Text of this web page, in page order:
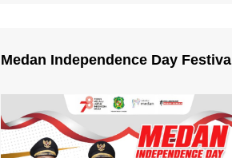
Medan Independence Day Festival